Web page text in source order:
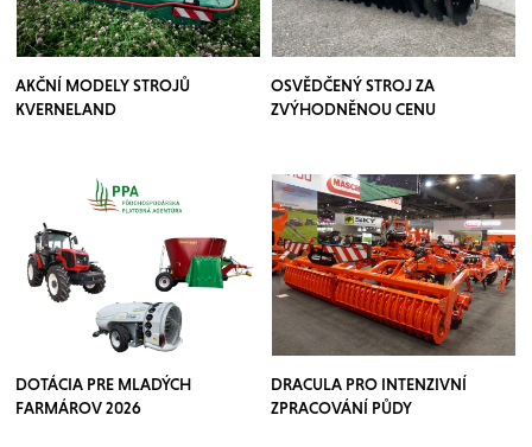
AKČNÍ MODELY STROJŮ
KVERNELAND
OSVĚDČENÝ STROJ ZA
ZVÝHODNĚNOU CENU
DOTÁCIA PRE MLADÝCH
FARMÁROV 2026
DRACULA PRO INTENZIVNÍ
ZPRACOVÁNÍ PŮDY